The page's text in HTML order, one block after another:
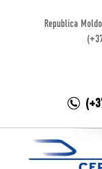
Republica